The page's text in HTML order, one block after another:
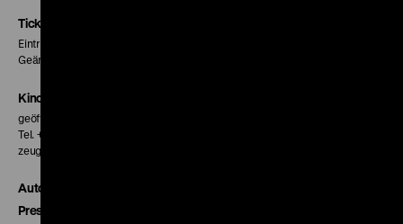
Tickets
Eintritt 5 €
Geänderte Preise sind im Programm vermerkt.
Kinokasse
geöffnet 30 Minuten vor Beginn der ersten Vorstellung
Tel. + 49 30 20304-770
zeughauskino@dhm.de
Autor*innen
Presse